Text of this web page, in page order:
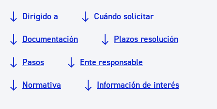
Dirigido a Cuándo solicitar
Documentación Plazos resolución
Pasos Ente responsable
Normativa Información de interés